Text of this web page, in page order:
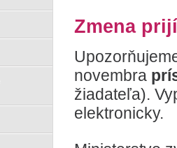
Zmena
novembra
žiadateľa).
elektronicky.